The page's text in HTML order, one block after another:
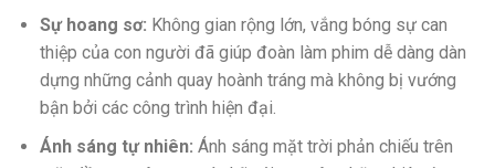
Sự hoang sơ: Không gian rộng lớn, vắng bóng sự can
thiệp của con người đã giúp đoàn làm phim dễ dàng dàn
dựng những cảnh quay hoành tráng mà không bị vướng
bận bởi các công trình hiện đại.
Ánh sáng tự nhiên: Ánh sáng mặt trời phản chiếu trên